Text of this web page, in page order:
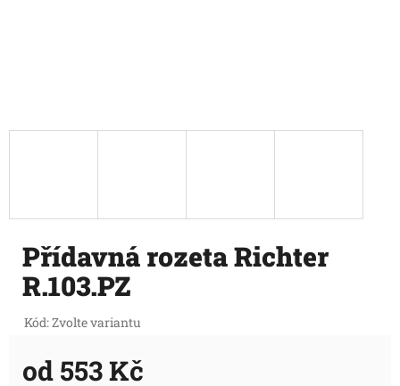
Přídavná rozeta Richter
R.103.PZ
Kód:Zvolte variantu
od 553 Kč